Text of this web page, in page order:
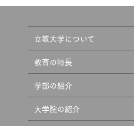
立教大学について
教育の特長
学部の紹介
大学院の紹介